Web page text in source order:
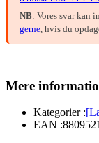
NB: Vores svar kan
gerne , hvis du
Mere
Kategorier :
EAN :